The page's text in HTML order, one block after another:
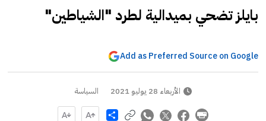
بايلز تضحي بميدالية لطرد "الشياطين"
Add as Preferred Source on Google
الأربعاء 28 يوليو 2021 السياسة
Share